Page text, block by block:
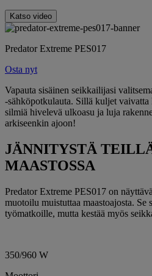
Katso video
Predator Extreme PES017
Osta nyt
Vapauta sisäinen seikkailijasi
-sähköpotkulauta. Sillä kuljet vaivatta
silmiä hivelevä ulkoasu ja luja
arkiseenkin ajoon!
JÄNNITYSTÄ
MAASTOSSA
Predator Extreme PES017 on
muotoilu muistuttaa maastoajosta. Se
työmatkoille, mutta kestää myös
350/960 W